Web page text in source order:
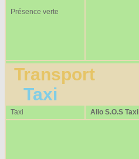
Présence verte
Transport
Taxi
Taxi Allo S.O.S Taxi